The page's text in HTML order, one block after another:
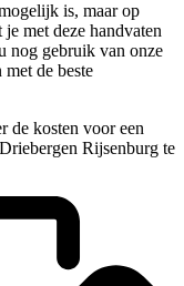
is, maar op
met deze handvaten
nog gebruik van onze
de beste
de kosten voor een
Rijsenburg te